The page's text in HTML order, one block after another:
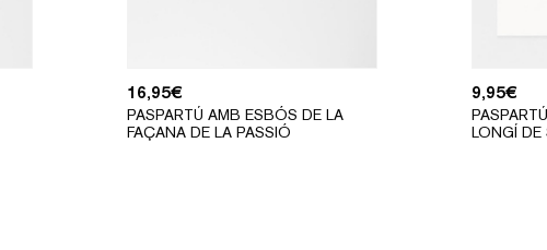
16,95€
PASPARTÚ AMB ESBÓS DE LA
FAÇANA DE LA PASSIÓ
9,95€
LONGÍ DE